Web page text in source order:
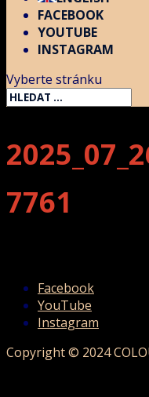
FACEBOOK
YOUTUBE
INSTAGRAM
Vyberte stránku
7761
Facebook
YouTube
Instagram
Copyright © 2024